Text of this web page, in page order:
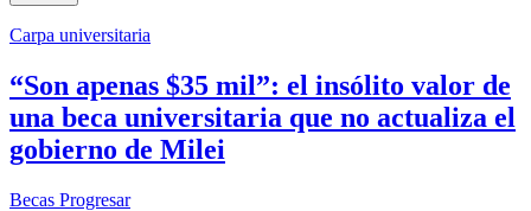
Carpa universitaria
“Son apenas $35 mil”: el insólito valor de
una beca universitaria que no actualiza el
gobierno de Milei
Becas Progresar